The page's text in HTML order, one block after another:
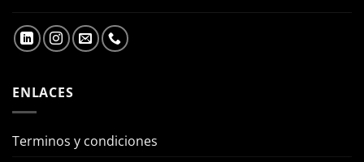
ENLACES
Terminos y condiciones